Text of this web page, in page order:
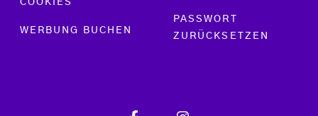
COOKIES
WERBUNG BUCHEN
PASSWORT
ZURÜCKSETZEN